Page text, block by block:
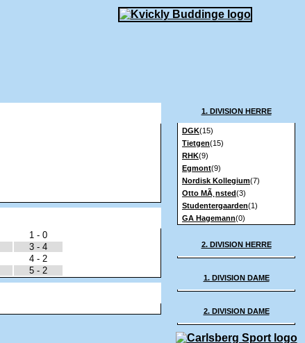
1 - 0
3 - 4
4 - 2
5 - 2
1. DIVISION HERRE
DGK(15)
Tietgen(15)
RHK(9)
Egmont(9)
Nordisk Kollegium(7)
Otto MÃ¸nsted(3)
Studentergaarden(1)
GA Hagemann(0)
2. DIVISION HERRE
1. DIVISION DAME
2. DIVISION DAME